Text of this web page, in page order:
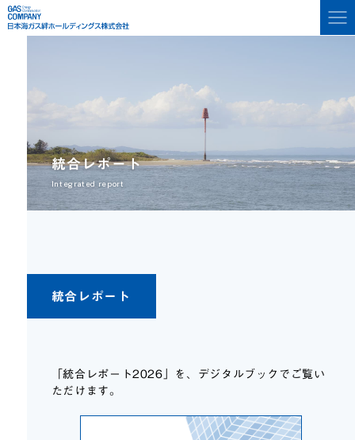
統合レポート
Integrated report
統合レポート
「統合レポート2026」を、デジタルブックでご覧い
ただけます。